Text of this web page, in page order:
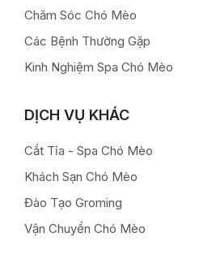
Chăm Sóc Chó Mèo
Các Bệnh Thường Gặp
Kinh Nghiệm Spa Chó Mèo
DỊCH VỤ KHÁC
Cắt Tỉa - Spa Chó Mèo
Khách Sạn Chó Mèo
Đào Tạo Groming
Vận Chuyển Chó Mèo